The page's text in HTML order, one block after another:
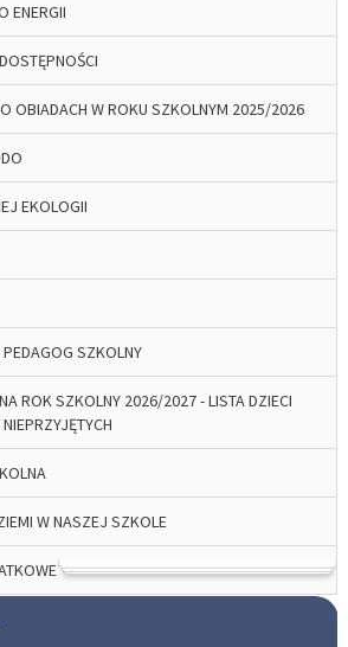
ENERGII
OBIADACH W ROKU SZKOLNYM 2025/2026
EKOLOGII
SZKOLNY
ROK SZKOLNY 2026/2027 - LISTA DZIECI
W NASZEJ SZKOLE